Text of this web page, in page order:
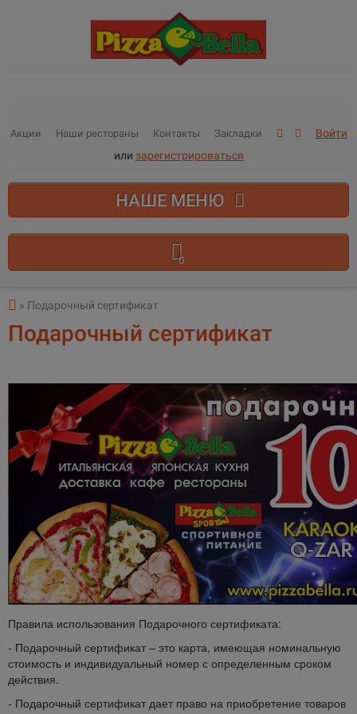
Акции Наши рестораны Контакты Закладки
Войти
или зарегистрироваться
НАШЕ МЕНЮ
0
» Подарочный сертификат
Подарочный сертификат
Правила использования Подарочного сертификата:
- Подарочный сертификат – это карта, имеющая номинальную
стоимость и индивидуальный номер с определенным сроком
действия.
- Подарочный сертификат дает право на приобретение товаров